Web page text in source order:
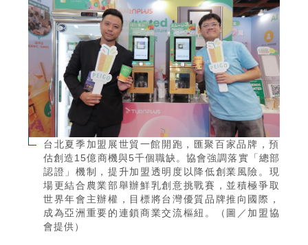
台北夏季加盟展世貿一館開跑，匯聚百家品牌，預
估創造15億商機與5千個職缺。協會強調落實「總部
認證」機制，提升加盟透明度以降低創業風險。現
場更結合農業部舉辦鮮乳創意挑戰賽，並積極爭取
世界年會主辦權，目標將台灣優質品牌推向國際，
成為亞洲重要的連鎖商業交流樞紐。（圖／加盟協
會提供）